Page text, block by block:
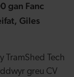
gan Fanc
Giles
TramShed Tech
greu CV